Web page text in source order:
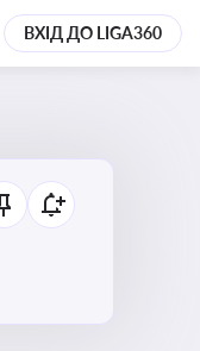
ВХІД ДО LIGA360